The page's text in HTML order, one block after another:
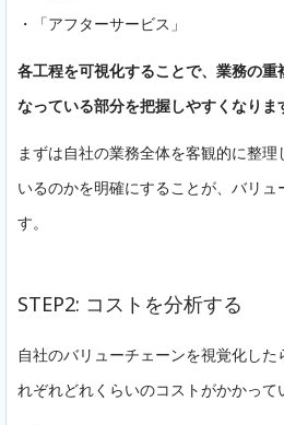
・「アフターサービス」
各工程を可視化することで、業務の重
なっている部分を把握しやすくなりま
まずは自社の業務全体を客観的に整
いるのかを明確にすることが、バリ
す。
STEP2: コストを分析する
自社のバリューチェーンを視覚化し
れぞれどれくらいのコストがかかって